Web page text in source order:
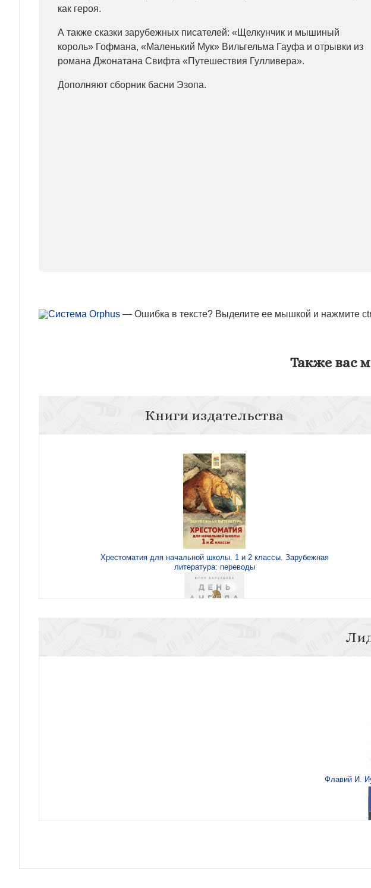
как героя.
А также сказки зарубежных писателей: «Щелкунчик и мышиный
король» Гофмана, «Маленький Мук» Вильгельма Гауфа и отрывки из
романа Джонатана Свифта «Путешествия Гулливера».
Дополняют сборник басни Эзопа.
— Ошибка в тексте? Выделите ее мышкой и нажмите
Также вас
Книги издательства
Хрестоматия для начальной школы. 1 и 2 классы. Зарубежная
литература: переводы
Флавий И.